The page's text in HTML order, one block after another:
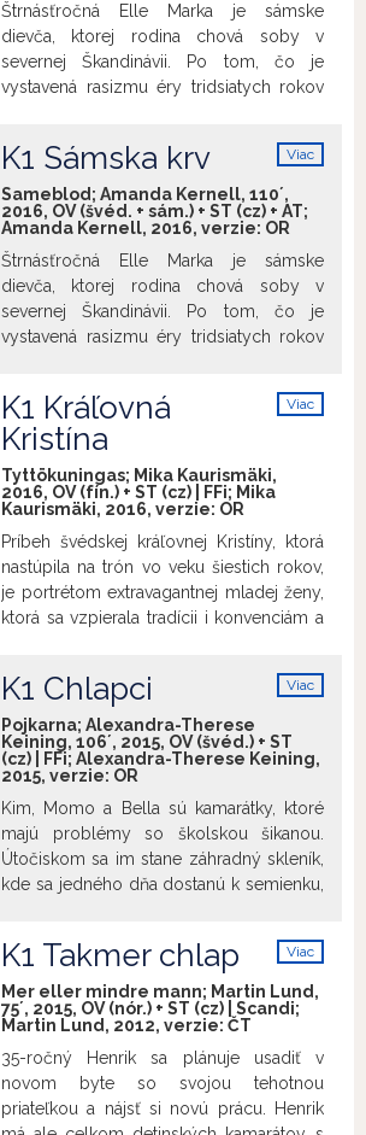
Štrnásťročná Elle Marka je sámske
dievča, ktorej rodina chová soby v
severnej Škandinávii. Po tom, čo je
vystavená rasizmu éry tridsiatych rokov
začína snívať o novom živote. K jeho
dosiahnutiu je ale potrebné stať sa
niekým iným a pretrhnúť všetky zväzky s
rodinou aj svojou rodnou kultúrou.
Strhujúci debut Amandy Kernell nazerá
na „prírodné“ sámske etnikum zvnútra a
umožňuje divákovi zažiť temnú časť
švédskej koloniálnej histórie takmer
Viac
K1 Sámska krv
Sameblod; Amanda Kernell, 110´,
2016, OV (švéd. + sám.) + ST (cz) + AT;
Amanda Kernell, 2016, verzie: OR
Štrnásťročná Elle Marka je sámske
dievča, ktorej rodina chová soby v
severnej Škandinávii. Po tom, čo je
vystavená rasizmu éry tridsiatych rokov
začína snívať o novom živote. K jeho
dosiahnutiu je ale potrebné stať sa
rodinou aj svojou rodnou kultúrou.
Strhujúci debut Amandy Kernell nazerá
na „prírodné“ sámske etnikum zvnútra a
umožňuje divákovi zažiť temnú časť
švédskej koloniálnej histórie takmer
fyzickým spôsobom.
Viac
K1 Kráľovná
Kristína
Tyttökuningas; Mika Kaurismäki,
2016, OV (fín.) + ST (cz) | FFi; Mika
Kaurismäki, 2016, verzie: OR
Príbeh švédskej kráľovnej Kristíny, ktorá
nastúpila na trón vo veku šiestich rokov,
je portrétom extravagantnej mladej ženy,
ktorá sa vzpierala tradícii i konvenciám a
brániacim pokroku sa rozhoduje medzi
rozumom a citom, medzi kvalitným
moderným vzdelaním a anachronickým
svetom štátnických povinností - medzi
nezrozumiteľnými túžbami svojho tela.
Viac
K1 Chlapci
Pojkarna; Alexandra-Therese
Keining, 106´, 2015, OV (švéd.) + ST
(cz) | FFi; Alexandra-Therese Keining,
2015, verzie: OR
Kim, Momo a Bella sú kamarátky, ktoré
majú problémy so školskou šikanou.
Útočiskom sa im stane záhradný skleník,
kde sa jedného dňa dostanú k semienku,
z jej bobúľ, netušia, že ich rastlina dokáže
premeniť na chlapcov. Kúzlo však môže
trvať len jednu noc… Magická gender
rozprávka nápadito aktualizuje príbeh o
dospievaní a ukazuje ako môže moment
sebauvedomenia náhle obrátiť náš život
hore nohami. {Cena za najlepší scenár
Viac
K1 Takmer chlap
Mer eller mindre mann; Martin Lund,
75´, 2015, OV (nór.) + ST (cz) | Scandi;
Martin Lund, 2012, verzie: ČT
35-ročný Henrik sa plánuje usadiť v
novom byte so svojou tehotnou
priateľkou a nájsť si novú prácu. Henrik